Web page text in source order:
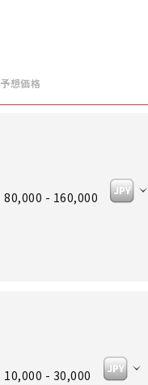
予想価格
80,000 - 160,000
10,000 - 30,000